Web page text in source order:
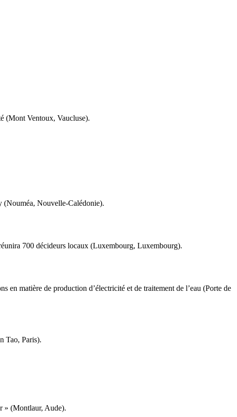
(Mont Ventoux, Vaucluse).
(Nouméa, Nouvelle-Calédonie).
700 décideurs locaux (Luxembourg, Luxembourg).
en matière de production d’électricité et de traitement de l’eau (Porte de
Tao, Paris).
» (Montlaur, Aude).